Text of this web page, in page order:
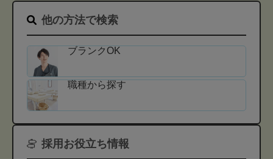
他の方法で検索
ブランクOK
職種から探す
採用お役立ち情報